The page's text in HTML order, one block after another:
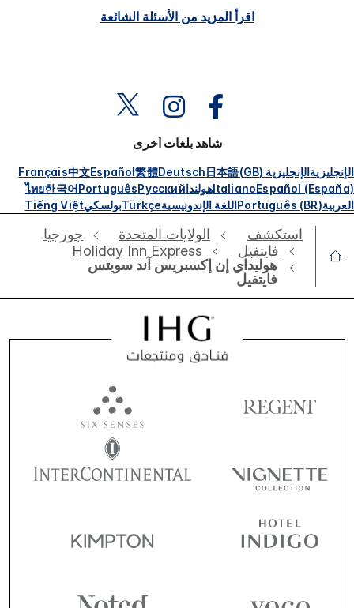
اقرأ المزيد من الأسئلة الشائعة
شاهد بلغات أخرى
الإنجليزيةالإنجليزية (GB) 日本語
Deutsch
繁體
Español
中文
Français
Español (España)
ItalianoهولنداРусский
Português
한국어
ไทย
العربيةPortuguês (BR)اللغة الإندونيسيةTürkçeبولسكيTiếng Việt
استكشف الولايات المتحدة
جورجيا
فايتفيل
Holiday Inn Express
هوليداي إن إكسبريس آند سويتس
فايتفيل